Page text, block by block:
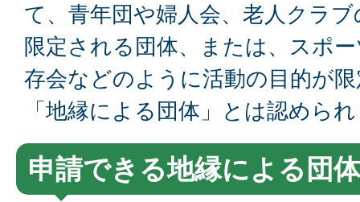
て、青年団や婦人会、老人クラ
限定される団体、または、スポ
存会などのように活動の目的が
「地縁による団体」とは認めら
申請できる地縁による団体